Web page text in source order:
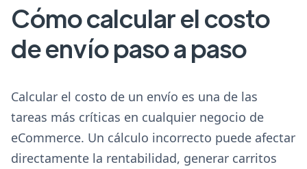
Cómo calcular el costo
de envío paso a paso
Calcular el costo de un envío es una de las
tareas más críticas en cualquier negocio de
eCommerce. Un cálculo incorrecto puede afectar
directamente la rentabilidad, generar carritos